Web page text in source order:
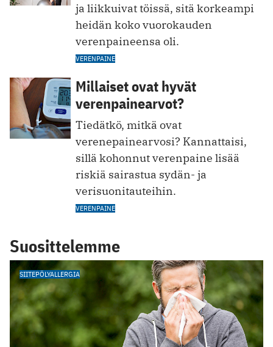
ja liikkuivat töissä, sitä korkeampi
heidän koko vuorokauden
verenpaineensa oli.
VERENPAINE
Millaiset ovat hyvät
verenpainearvot?
Tiedätkö, mitkä ovat
verenepainearvosi? Kannattaisi,
sillä kohonnut verenpaine lisää
riskiä sairastua sydän- ja
verisuonitauteihin.
VERENPAINE
Suosittelemme
SIITEPÖLYALLERGIA